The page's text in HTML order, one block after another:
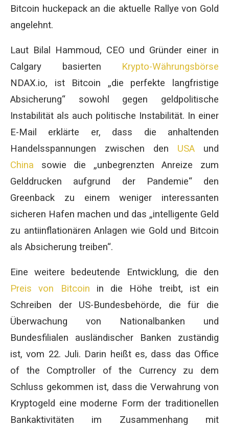
Bitcoin huckepack an die aktuelle Rallye von Gold
angelehnt.
Laut Bilal Hammoud, CEO und Gründer einer in
Calgary basierten Krypto-Währungsbörse
NDAX.io, ist Bitcoin „die perfekte langfristige
Absicherung“ sowohl gegen geldpolitische
Instabilität als auch politische Instabilität. In einer
E-Mail erklärte er, dass die anhaltenden
Handelsspannungen zwischen den USA und
China sowie die „unbegrenzten Anreize zum
Gelddrucken aufgrund der Pandemie“ den
Greenback zu einem weniger interessanten
sicheren Hafen machen und das „intelligente Geld
zu antiinflationären Anlagen wie Gold und Bitcoin
als Absicherung treiben“.
Eine weitere bedeutende Entwicklung, die den
Preis von Bitcoin in die Höhe treibt, ist ein
Schreiben der US-Bundesbehörde, die für die
Überwachung von Nationalbanken und
Bundesfilialen ausländischer Banken zuständig
ist, vom 22. Juli. Darin heißt es, dass das Office
of the Comptroller of the Currency zu dem
Schluss gekommen ist, dass die Verwahrung von
Kryptogeld eine moderne Form der traditionellen
Bankaktivitäten im Zusammenhang mit